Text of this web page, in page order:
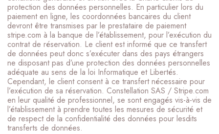
protection des données personnelles. En particulier lors du
paiement en ligne, les coordonnées bancaires du client
devront être transmises par le prestataire de paiement
stripe.com à la banque de l’établissement, pour l’exécution du
contrat de réservation. Le client est informé que ce transfert
de données peut donc s’exécuter dans des pays étrangers
ne disposant pas d’une protection des données personnelles
adéquate au sens de la loi Informatique et Libertés.
Cependant, le client consent à ce transfert nécessaire pour
l’exécution de sa réservation. Constellation SAS / Stripe.com
en leur qualité de professionnel, se sont engagés vis-à-vis de
l’établissement à prendre toutes les mesures de sécurité et
de respect de la confidentialité des données pour lesdits
transferts de données.